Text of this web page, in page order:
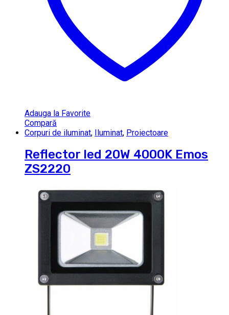
Adauga la Favorite
Compară
Corpuri de iluminat, Iluminat, Proiectoare
Reflector led 20W 4000K Emos
ZS2220